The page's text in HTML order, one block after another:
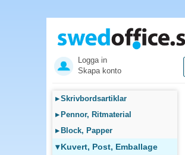
Logga in
Skapa konto
▸Skrivbordsartiklar
▸ Pennor, Ritmaterial
▸ Block, Papper
▾Kuvert, Post, Emballage